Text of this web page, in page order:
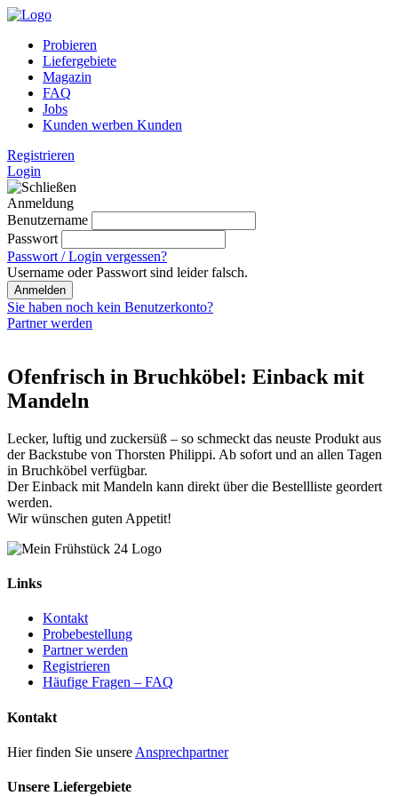
Probieren
Liefergebiete
Magazin
FAQ
Jobs
Kunden werben Kunden
Registrieren
Login
Anmeldung
Benutzername
Passwort
Passwort / Login vergessen?
Username oder Passwort sind leider falsch.
Anmelden
Sie haben noch kein Benutzerkonto?
Partner werden
Ofenfrisch in Bruchköbel: Einback mit
Mandeln
Lecker, luftig und zuckersüß – so schmeckt das neuste Produkt aus
der Backstube von Thorsten Philippi. Ab sofort und an allen Tagen
in Bruchköbel verfügbar.
Der Einback mit Mandeln kann direkt über die Bestellliste geordert
werden.
Wir wünschen guten Appetit!
Links
Kontakt
Probebestellung
Partner werden
Registrieren
Häufige Fragen – FAQ
Kontakt
Hier finden Sie unsere Ansprechpartner
Unsere Liefergebiete